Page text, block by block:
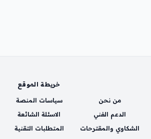
خريطة الموقع
من نحن سياسات المنصة
الدعم الفني
الاسئلة الشائعة
الشكاوي والمقترحات
المتطلبات التقنية